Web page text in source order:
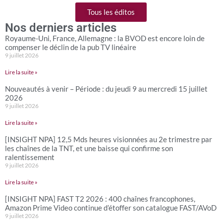
Tous les éditos
Nos derniers articles
Royaume-Uni, France, Allemagne : la BVOD est encore loin de
compenser le déclin de la pub TV linéaire
9 juillet 2026
Lire la suite »
Nouveautés à venir – Période : du jeudi 9 au mercredi 15 juillet
2026
9 juillet 2026
Lire la suite »
[INSIGHT NPA] 12,5 Mds heures visionnées au 2e trimestre par
les chaînes de la TNT, et une baisse qui confirme son
ralentissement
9 juillet 2026
Lire la suite »
[INSIGHT NPA] FAST T2 2026 : 400 chaînes francophones,
Amazon Prime Video continue d’étoffer son catalogue FAST/AVoD
9 juillet 2026